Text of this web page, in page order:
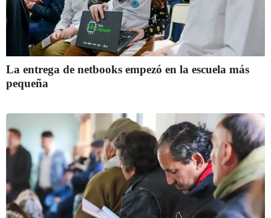
La entrega de netbooks empezó en la escuela más
pequeña